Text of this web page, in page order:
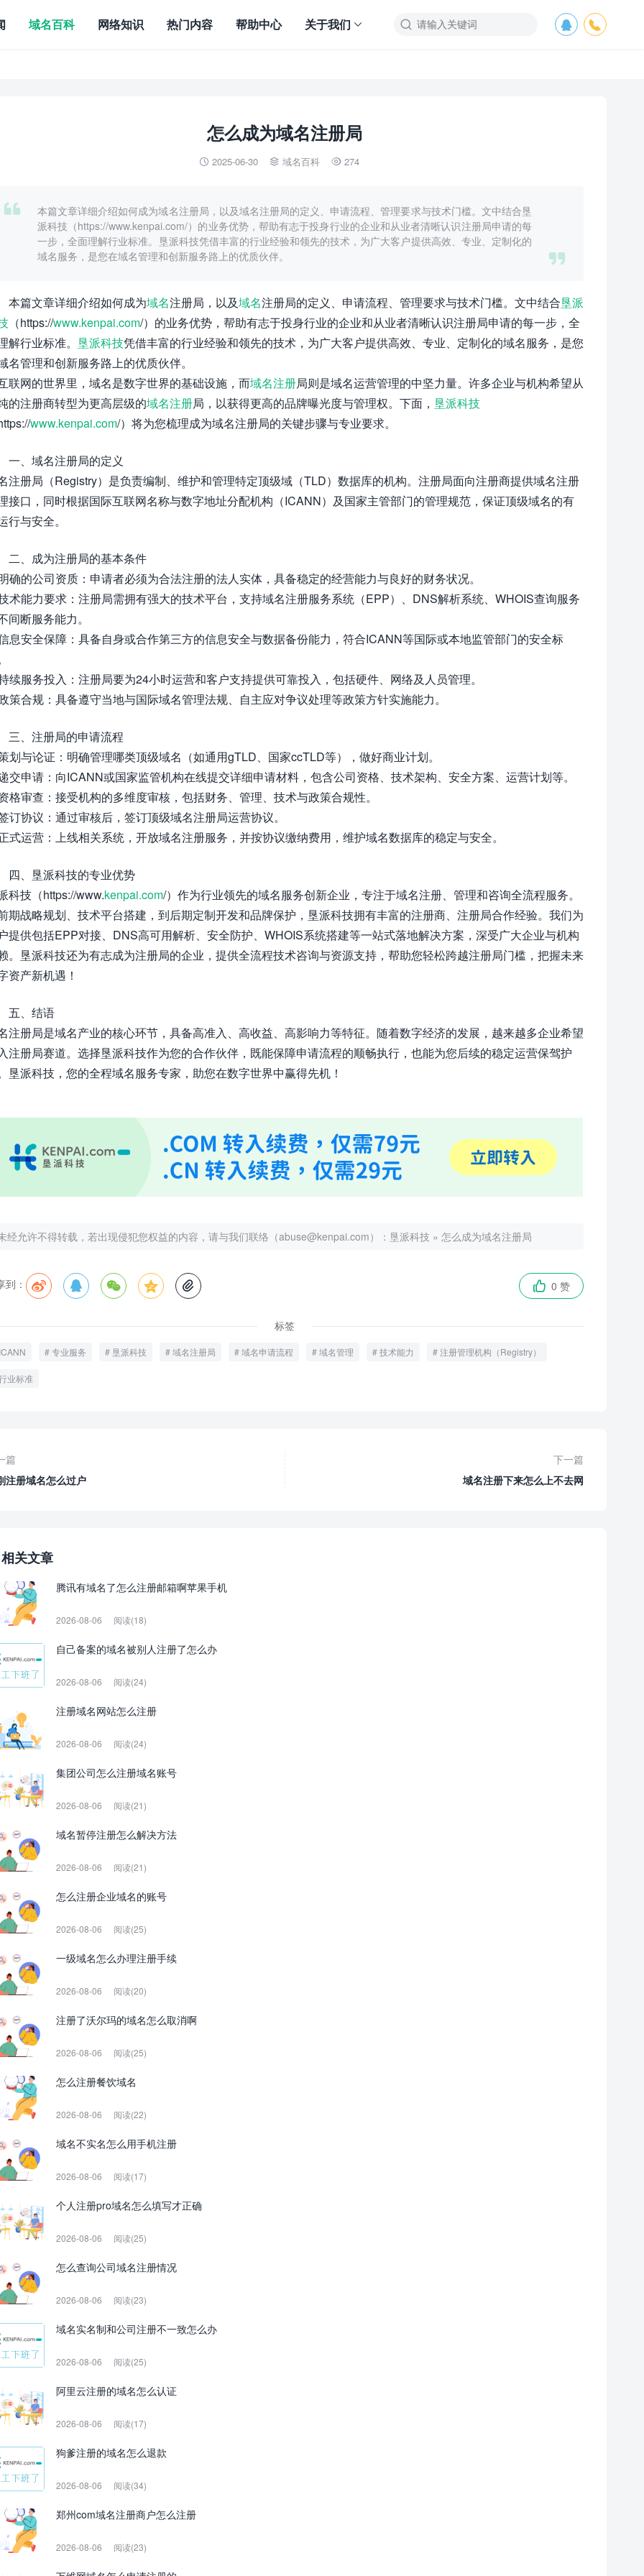
 

域名百科 网络知识 热门内容 帮助中心 关于我们
怎么成为域名注册局
 2025-06-30  域名百科  274


本篇文章详细介绍如何成为域名注册局，以及域名注册局的定义、申请流程、管理要求与技术门槛。文中结合垦
派科技（https://www.kenpai.com/）的业务优势，帮助有志于投身行业的企业和从业者清晰认识注册局申请的每
一步，全面理解行业标准。垦派科技凭借丰富的行业经验和领先的技术，为广大客户提供高效、专业、定制化的
域名服务，是您在域名管理和创新服务路上的优质伙伴。
本篇文章详细介绍如何成为域名注册局，以及域名注册局的定义、申请流程、管理要求与技术门槛。文中结合垦派
（https://www.kenpai.com/）的业务优势，帮助有志于投身行业的企业和从业者清晰认识注册局申请的每一步，全
解行业标准。 垦派科技凭借丰富的行业经验和领先的技术，为广大客户提供高效、专业、定制化的域名服务，是您
名管理和创新服务路上的优质伙伴。
联网的世界里，域名是数字世界的基础设施，而域名注册局则是域名运营管理的中坚力量。许多企业与机构希望从
的注册商转型为更高层级的域名注册局，以获得更高的品牌曝光度与管理权。下面， 垦派科技
www.kenpai.com/）将为您梳理成为域名注册局的关键步骤与专业要求。
一、域名注册局的定义
注册局（Registry）是负责编制、维护和管理特定顶级域（TLD）数据库的机构。注册局面向注册商提供域名注册
接口，同时根据国际互联网名称与数字地址分配机构（ICANN）及国家主管部门的管理规范，保证顶级域名的有
行与安全。
二、成为注册局的基本条件
确的公司资质：申请者必须为合法注册的法人实体，具备稳定的经营能力与良好的财务状况。
术能力要求：注册局需拥有强大的技术平台，支持域名注册服务系统（EPP）、DNS解析系统、WHOIS查询服务
间断服务能力。
息安全保障：具备自身或合作第三方的信息安全与数据备份能力，符合ICANN等国际或本地监管部门的安全标
续服务投入：注册局要为24小时运营和客户支持提供可靠投入，包括硬件、网络及人员管理。
策合规：具备遵守当地与国际域名管理法规、自主应对争议处理等政策方针实施能力。
三、注册局的申请流程
划与论证：明确管理哪类顶级域名（如通用gTLD、国家ccTLD等），做好商业计划。
交申请：向ICANN或国家监管机构在线提交详细申请材料，包含公司资格、技术架构、安全方案、运营计划等。
格审查：接受机构的多维度审核，包括财务、管理、技术与政策合规性。
订协议：通过审核后，签订顶级域名注册局运营协议。
式运营：上线相关系统，开放域名注册服务，并按协议缴纳费用，维护域名数据库的稳定与安全。
四、垦派科技的专业优势
科技（https://www.kenpai.com/）作为行业领先的域名服务创新企业，专注于域名注册、管理和咨询全流程服务。
期战略规划、技术平台搭建，到后期定制开发和品牌保护，垦派科技拥有丰富的注册商、注册局合作经验。我们为
提供包括EPP对接、DNS高可用解析、安全防护、WHOIS系统搭建等一站式落地解决方案，深受广大企业与机构
。垦派科技还为有志成为注册局的企业，提供全流程技术咨询与资源支持，帮助您轻松跨越注册局门槛，把握未来
资产新机遇！
五、结语
注册局是域名产业的核心环节，具备高准入、高收益、高影响力等特征。随着数字经济的发展，越来越多企业希望
注册局赛道。选择垦派科技作为您的合作伙伴，既能保障申请流程的顺畅执行，也能为您后续的稳定运营保驾护
垦派科技，您的全程域名服务专家，助您在数字世界中赢得先机！
经允许不得转载，若出现侵犯您权益的内容，请与我们联络（abuse@kenpai.com）： 垦派科技 » 怎么成为域名注册局
到：       0 赞
标签
专业服务 垦派科技 域名注册局 域名申请流程 域名管理 技术能力 注册管理机构（Registry）
业标准
篇
注册域名怎么过户
下一篇
域名注册下来怎么上不去网
相关文章
腾讯有域名了怎么注册邮箱啊苹果手机
2026-08-06 阅读(18)
自己备案的域名被别人注册了怎么办
2026-08-06 阅读(24)
注册域名网站怎么注册
2026-08-06 阅读(24)
集团公司怎么注册域名账号
2026-08-06 阅读(21)
域名暂停注册怎么解决方法
2026-08-06 阅读(21)
怎么注册企业域名的账号
2026-08-06 阅读(25)
一级域名怎么办理注册手续
2026-08-06 阅读(20)
注册了沃尔玛的域名怎么取消啊
2026-08-06 阅读(25)
怎么注册餐饮域名
2026-08-06 阅读(22)
域名不实名怎么用手机注册
2026-08-06 阅读(17)
个人注册pro域名怎么填写才正确
2026-08-06 阅读(25)
怎么查询公司域名注册情况
2026-08-06 阅读(23)
域名实名制和公司注册不一致怎么办
2026-08-06 阅读(25)
阿里云注册的域名怎么认证
2026-08-06 阅读(17)
狗爹注册的域名怎么退款
2026-08-06 阅读(34)
郑州com域名注册商户怎么注册
2026-08-06 阅读(23)